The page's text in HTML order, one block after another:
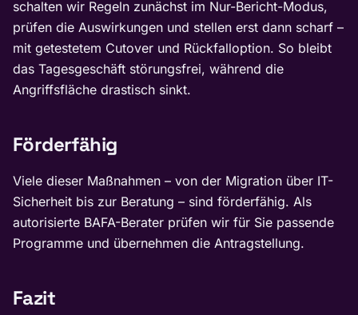
schalten wir Regeln zunächst im Nur-Bericht-Modus,
prüfen die Auswirkungen und stellen erst dann scharf –
mit getestetem Cutover und Rückfalloption. So bleibt
das Tagesgeschäft störungsfrei, während die
Angriffsfläche drastisch sinkt.
Förderfähig
Viele dieser Maßnahmen – von der Migration über IT-
Sicherheit bis zur Beratung – sind förderfähig. Als
autorisierte BAFA-Berater prüfen wir für Sie passende
Programme und übernehmen die Antragstellung.
Fazit